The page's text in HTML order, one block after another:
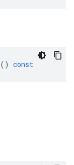
() const